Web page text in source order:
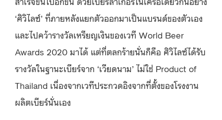
‘ศิวิไลซ์’ ที่ภายหลังแยกตัวออกมาเป็นแบรนด์ของตัวเอง
และไปคว้ารางวัลเหรียญเงินของเวที World Beer
Awards 2020 มาได้ แต่ที่ตลกร้ายนั่นก็คือ ศิวิไลซ์ได้รับ
รางวัลในฐานะเบียร์จาก ‘เวียดนาม’ ไม่ใช่ Product of
Thailand เนื่องจากเวทีประกวดอิงจากที่ตั้งของโรงงาน
ผลิตเบียร์นั่นเอง